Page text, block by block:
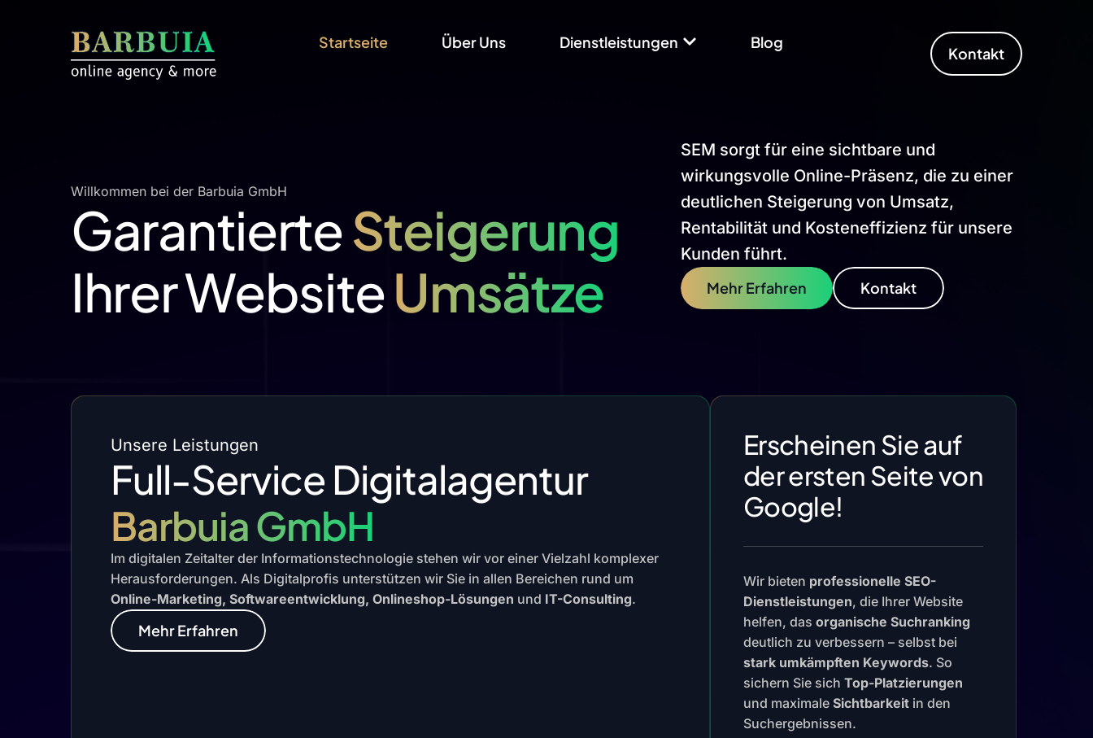
Startseite Über Uns Dienstleistungen Blog
Kontakt
Willkommen bei der Barbuia GmbH
GarantierteSteigerung
Ihrer WebsiteUmsätze
SEM sorgt für eine sichtbare und
wirkungsvolle Online-Präsenz, die zu einer
deutlichen Steigerung von Umsatz,
Rentabilität und Kosteneffizienz für unsere
Kunden führt.
Mehr Erfahren Kontakt
Unsere Leistungen
Full-Service Digitalagentur
Barbuia GmbH
Im digitalen Zeitalter der Informationstechnologie stehen wir vor einer Vielzahl komplexer
Herausforderungen. Als Digitalprofis unterstützen wir Sie in allen Bereichen rund um
Online-Marketing, Softwareentwicklung, Onlineshop-Lösungen und IT-Consulting.
Mehr Erfahren
Erscheinen Sie auf
der ersten Seite von
Google!
Wir bieten professionelle SEO-
Dienstleistungen, die Ihrer Website
helfen, das organische Suchranking
deutlich zu verbessern – selbst bei
stark umkämpften Keywords. So
sichern Sie sich Top-Platzierungen
und maximale Sichtbarkeitin den
Suchergebnissen.